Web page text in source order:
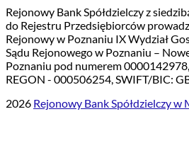
Rejonowy Bank Spółdzielczy z
do Rejestru Przedsiębiorców
Rejonowy w Poznaniu IX Wydział
Sądu Rejonowego w Poznaniu –
Poznaniu pod numerem
REGON - 000506254, SWIFT/BIC:
2026 Rejonowy Bank Spółdzielczy w